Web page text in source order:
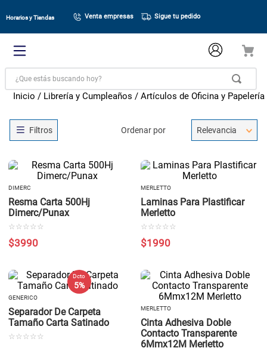
Horarios y Tiendas Venta empresas Sigue tu pedido
¿Que estás buscando hoy?
Librería y Cumpleaños Artículos de Oficina y Papelería
Ordenar por Relevancia
DIMERC
Resma Carta 500Hj
Dimerc/Punax
☆ ☆ ☆ ☆ ☆
$3990
MERLETTO
Laminas Para Plastificar
Merletto
☆ ☆ ☆ ☆ ☆
$1990
Dcto
5 %
GENERICO
Separador De Carpeta
Tamaño Carta Satinado
☆ ☆ ☆ ☆ ☆
MERLETTO
Cinta Adhesiva Doble
Contacto Transparente
6Mmx12M Merletto